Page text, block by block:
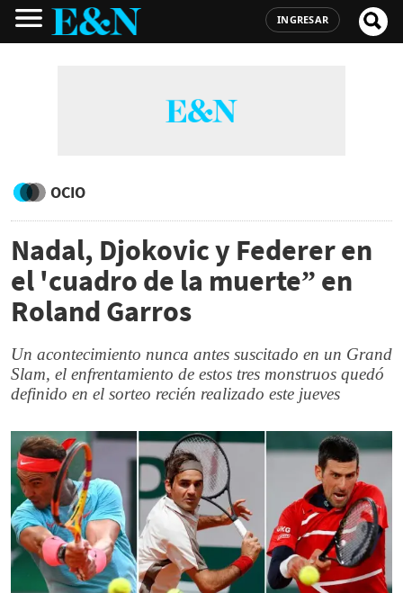
INGRESAR
OCIO
Nadal, Djokovic y Federer en
el 'cuadro de la muerte” en
Roland Garros
Un acontecimiento nunca antes suscitado en un Grand
Slam, el enfrentamiento de estos tres monstruos quedó
definido en el sorteo recién realizado este jueves